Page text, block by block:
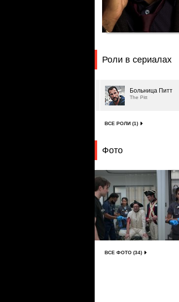
Роли в сериалах
Больница Питт
The Pitt
ВСЕ РОЛИ (1)
Фото
ВСЕ ФОТО (34)